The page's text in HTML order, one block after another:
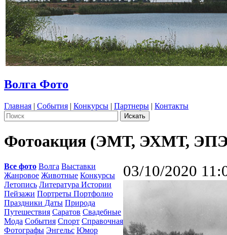
Волга Фото
Главная | События | Конкурсы | Партнеры | Контакты
Фотоакция (ЭМТ, ЭХМТ,
Все фото Волга Выставки
Жанровое Животные Конкурсы
Летопись Литература Истории
Пейзажи Портреты Портфолио
Праздники Даты Природа
Путешествия Саратов Свадебные
Мода События Спорт Справочная
Фотографы Энгельс Юмор
03/10/2020